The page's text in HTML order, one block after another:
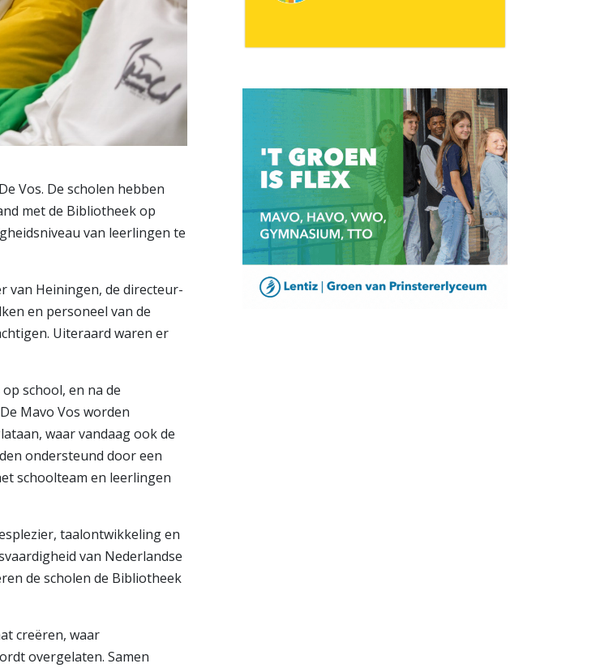
Vos. De scholen hebben
met de Bibliotheek op
van leerlingen te
van Heiningen, de directeur-
en personeel van de
Uiteraard waren er
school, en na de
Mavo Vos worden
waar vandaag ook de
ondersteund door een
schoolteam en leerlingen
taalontwikkeling en
van Nederlandse
de scholen de Bibliotheek
creëren, waar
overgelaten. Samen